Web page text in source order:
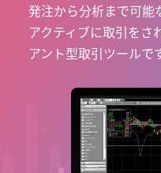
発注から分析まで可能
アクティブに取引をさ
アント型取引ツールで